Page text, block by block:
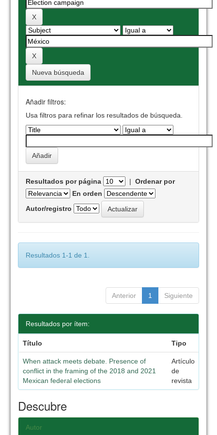
Nueva búsqueda
Añadir filtros:
Usa filtros para refinar los resultados de búsqueda.
Resultados por página |Ordenar por
En orden
Autor/registro
Resultados 1-1 de 1.
Anterior 1 Siguiente
Resultados por ítem:
Título Tipo
When attack meets debate. Presence of
conflict in the framing of the 2018 and 2021
Mexican federal elections
Artículo
de
revista
Descubre
Autor